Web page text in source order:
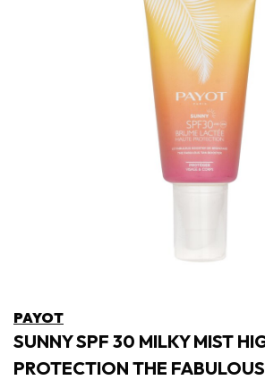
PAYOT
SUNNY SPF 30 MILKY MIST
PROTECTION THE